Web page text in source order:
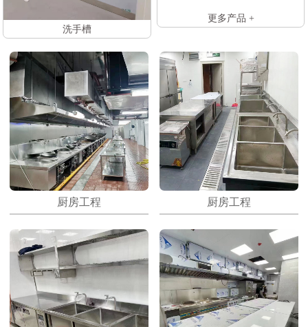
洗手槽
更多产品 +
厨房工程
厨房工程